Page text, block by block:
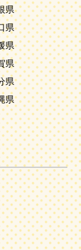
県
県
県
県
県
県